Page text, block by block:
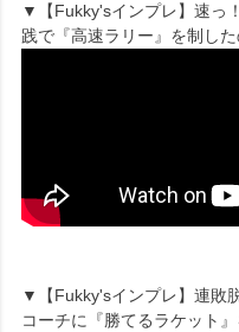
▼【Fukky'sインプレ】速っ
践で『高速ラリー』を制した
▼【Fukky'sインプレ】連敗
コーチに『勝てるラケット